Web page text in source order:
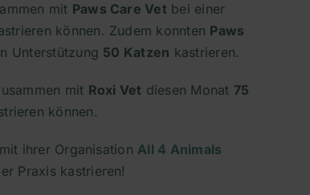
mit Paws Care Vet bei einer
können. Zudem konnten Paws
Unterstützung 50 Katzen kastrieren.
mit Roxi Vet diesen Monat 75
können.
ihrer Organisation All 4 Animals
Praxis kastrieren!